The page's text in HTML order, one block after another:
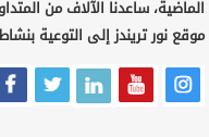
الماضية، ساعدنا الآلاف من
موقع نور تريندز إلى التوعية